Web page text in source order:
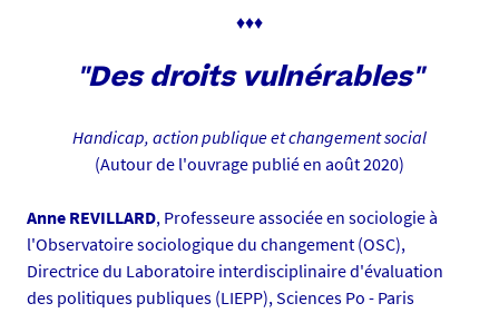
/
m
e
d
♦♦♦
"Des droits vulnérables"
Handicap, action publique et changement social
(Autour de l'ouvrage publié en août 2020)
Anne REVILLARD, Professeure associée en sociologie à
l'Observatoire sociologique du changement (OSC),
Directrice du Laboratoire interdisciplinaire d'évaluation
des politiques publiques (LIEPP), Sciences Po - Paris